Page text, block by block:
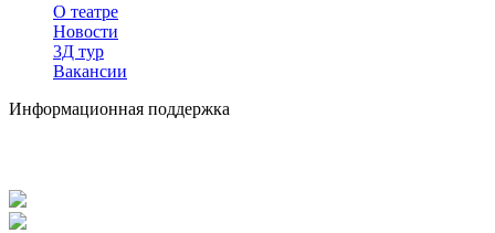
О театре
Новости
3Д тур
Вакансии
Информационная поддержка